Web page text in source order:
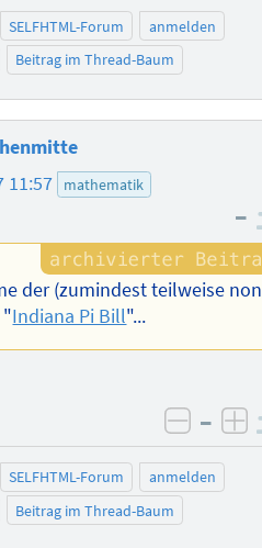
SELFHTML-Forum
anmelden
Beitrag im Thread-Baum
11:57 mathematik
–
der (zumindest teilweise
"Indiana Pi Bill"...
–
SELFHTML-Forum
anmelden
Beitrag im Thread-Baum